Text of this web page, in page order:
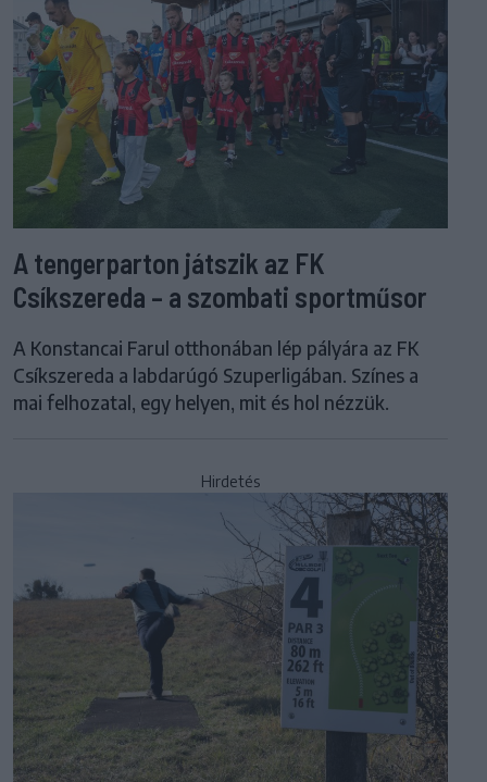
A tengerparton játszik az FK
Csíkszereda – a szombati sportműsor
A Konstancai Farul otthonában lép pályára az FK
Csíkszereda a labdarúgó Szuperligában. Színes a
mai felhozatal, egy helyen, mit és hol nézzük.
Hirdetés